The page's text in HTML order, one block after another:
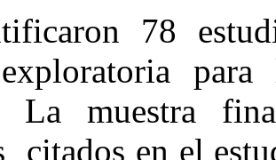
78
La muestra
citados en el